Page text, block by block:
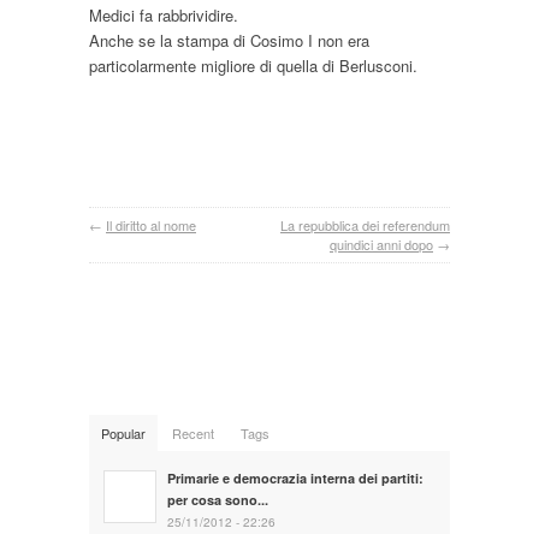
Medici fa rabbrividire.
Anche se la stampa di Cosimo I non era
particolarmente migliore di quella di Berlusconi.
← Il diritto al nome
La repubblica dei referendum
quindici anni dopo →
Popular Recent Tags
Primarie e democrazia interna dei partiti:
per cosa sono...
25/11/2012 - 22:26